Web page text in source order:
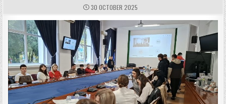
PUBLISHED
DATE:
30 OCTOBER 2025